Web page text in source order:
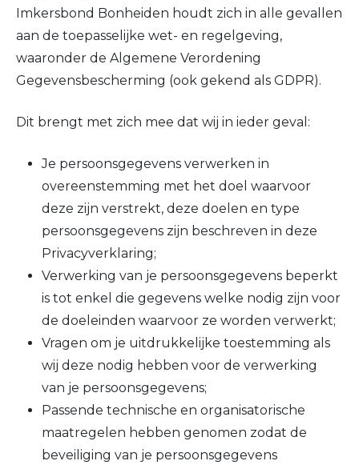
Imkersbond Bonheiden houdt zich in alle gevallen
aan de toepasselijke wet- en regelgeving,
waaronder de Algemene Verordening
Gegevensbescherming (ook gekend als GDPR).
Dit brengt met zich mee dat wij in ieder geval:
Je persoonsgegevens verwerken in
overeenstemming met het doel waarvoor
deze zijn verstrekt, deze doelen en type
persoonsgegevens zijn beschreven in deze
Privacyverklaring;
Verwerking van je persoonsgegevens beperkt
is tot enkel die gegevens welke nodig zijn voor
de doeleinden waarvoor ze worden verwerkt;
Vragen om je uitdrukkelijke toestemming als
wij deze nodig hebben voor de verwerking
van je persoonsgegevens;
Passende technische en organisatorische
maatregelen hebben genomen zodat de
beveiliging van je persoonsgegevens